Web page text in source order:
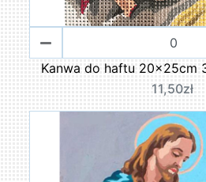
Kanwa do haftu 20x25cm
11,50zł